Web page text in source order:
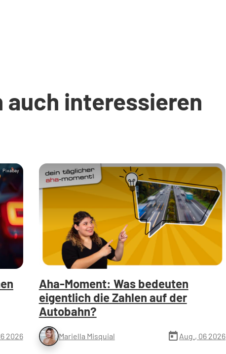
auch interessieren
Pixabay
2026
Aha-Moment: Was bedeuten
eigentlich die Zahlen auf der
Autobahn?
Mariella Misquial todayAug., 06 2026